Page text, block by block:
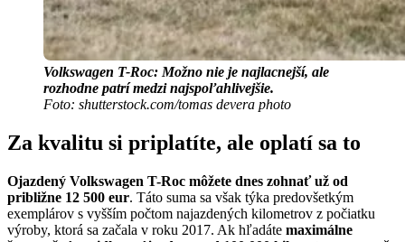
Volkswagen T-Roc: Možno nie je najlacnejší, ale
rozhodne patrí medzi najspoľahlivejšie.
Foto: shutterstock.com/tomas devera photo
Za kvalitu si priplatíte, ale oplatí sa to
Ojazdený Volkswagen T-Roc môžete dnes zohnať už od
približne 12 500 eur. Táto suma sa však týka predovšetkým
exemplárov s vyšším počtom najazdených kilometrov z počiatku
výroby, ktorá sa začala v roku 2017. Ak hľadáte maximálne